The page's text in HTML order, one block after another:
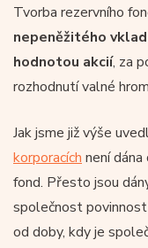
Tvorba rezervního
nepeněžitého
hodnotou akcií, za
rozhodnutí valné
Jak jsme již výše
korporacích není
fond. Přesto jsou
společnost
od doby, kdy je